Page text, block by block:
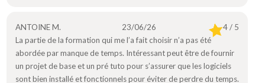
ANTOINE M. 23/06/26
4 / 5
La partie de la formation qui me l’a fait choisir n’a pas été
abordée par manque de temps. Intéressant peut être de fournir
un projet de base et un pré tuto pour s’assurer que les logiciels
sont bien installé et fonctionnels pour éviter de perdre du temps.